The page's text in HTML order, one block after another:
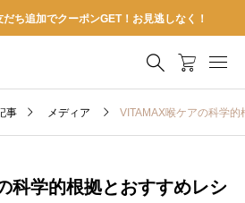
だち追加でクーポンGET！お見逃しなく！
事 メディア VITAMAX喉ケアの科学
科学的根拠とおすすめレシ